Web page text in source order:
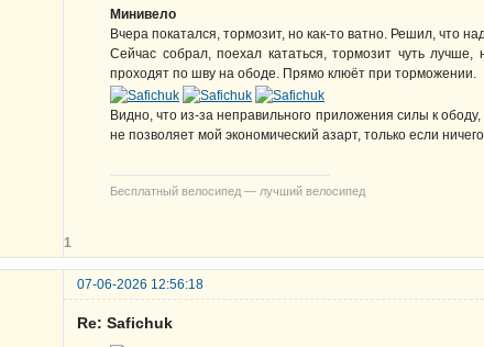
Минивело
Вчера покатался, тормозит, но как-то ватно. Решил, что
Сейчас собрал, поехал кататься, тормозит чуть
проходят по шву на ободе. Прямо клюёт при торможении.
Видно, что из-за неправильного приложения силы к
не позволяет мой экономический азарт, только если
Бесплатный велосипед — лучший велосипед
1
07-06-2026 12:56:18
Re: Safichuk